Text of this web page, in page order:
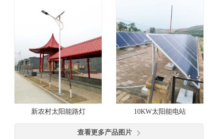
新农村太阳能路灯 10KW太阳能电站
查看更多产品图片